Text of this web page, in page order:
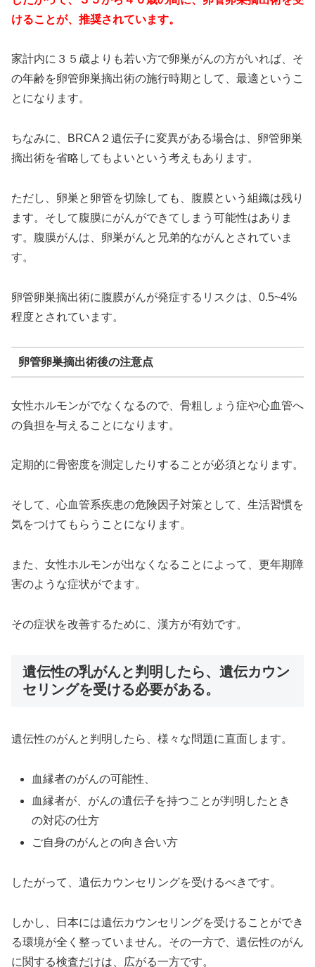
けることが、推奨されています。
家計内に３５歳よりも若い方で卵巣がんの方がいれば、そ
の年齢を卵管卵巣摘出術の施行時期として、最適というこ
とになります。
ちなみに、BRCA２遺伝子に変異がある場合は、卵管卵巣
摘出術を省略してもよいという考えもあります。
ただし、卵巣と卵管を切除しても、腹膜という組織は残り
ます。そして腹膜にがんができてしまう可能性はありま
す。腹膜がんは、卵巣がんと兄弟的ながんとされていま
す。
卵管卵巣摘出術に腹膜がんが発症するリスクは、0.5~4%
程度とされています。
卵管卵巣摘出術後の注意点
女性ホルモンがでなくなるので、骨粗しょう症や心血管へ
の負担を与えることになります。
定期的に骨密度を測定したりすることが必須となります。
そして、心血管系疾患の危険因子対策として、生活習慣を
気をつけてもらうことになります。
また、女性ホルモンが出なくなることによって、更年期障
害のような症状がでます。
その症状を改善するために、漢方が有効です。
遺伝性の乳がんと判明したら、遺伝カウン
セリングを受ける必要がある。
遺伝性のがんと判明したら、様々な問題に直面します。
血縁者のがんの可能性、
血縁者が、がんの遺伝子を持つことが判明したとき
の対応の仕方
ご自身のがんとの向き合い方
したがって、遺伝カウンセリングを受けるべきです。
しかし、日本には遺伝カウンセリングを受けることができ
る環境が全く整っていません。その一方で、遺伝性のがん
に関する検査だけは、広がる一方です。